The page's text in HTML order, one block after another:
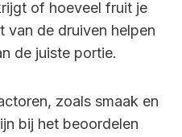
of hoeveel fruit je
van de druiven helpen
de juiste portie.
zoals smaak en
bij het beoordelen